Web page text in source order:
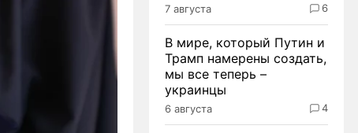
7 августа 6
В мире, который Путин и
Трамп намерены создать,
мы все теперь –
украинцы
6 августа 4